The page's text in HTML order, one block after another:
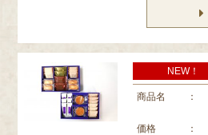
NEW！
商品名 ：
価格 ：